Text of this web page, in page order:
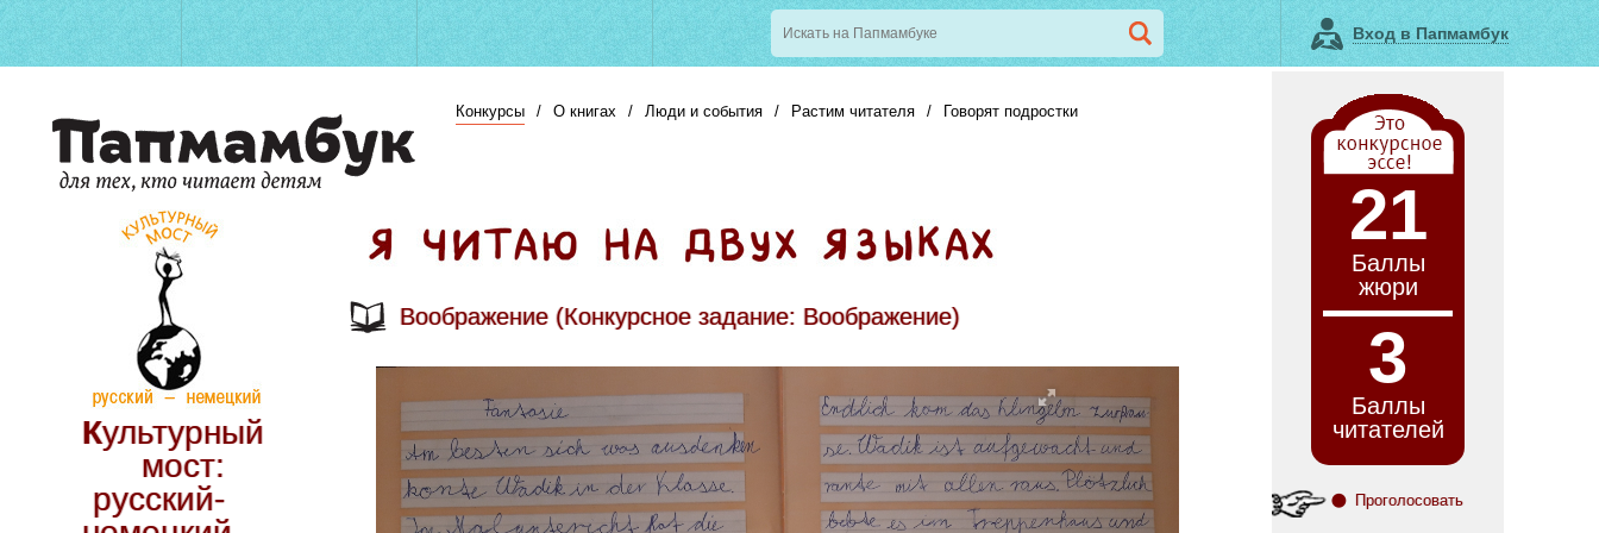
Вход в Папмамбук
Конкурсы / О книгах / Люди и события / Растим читателя / Говорят подростки
Культурный
мост:
русский-
Воображение (Конкурсное задание: Воображение)
21
Баллы
жюри
3
Баллы
читателей
Проголосовать